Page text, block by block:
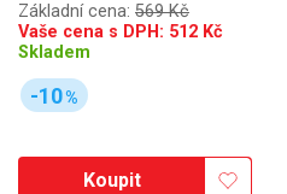
Základní cena: 569 Kč
Vaše cena s DPH: 512 Kč
Skladem
-10%
Koupit